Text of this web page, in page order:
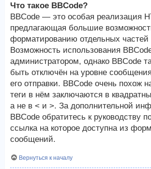
Что такое BBCode?
BBCode — это особая реализация
предлагающая большие
форматированию отдельных
Возможность использования
администратором, однако BBCode
быть отключён на уровне
его отправки. BBCode очень похож
теги в нём заключаются в
а не в < и >. За дополнительной
BBCode обратитесь к руководству
ссылка на которое доступна из
сообщений.
Вернуться к началу